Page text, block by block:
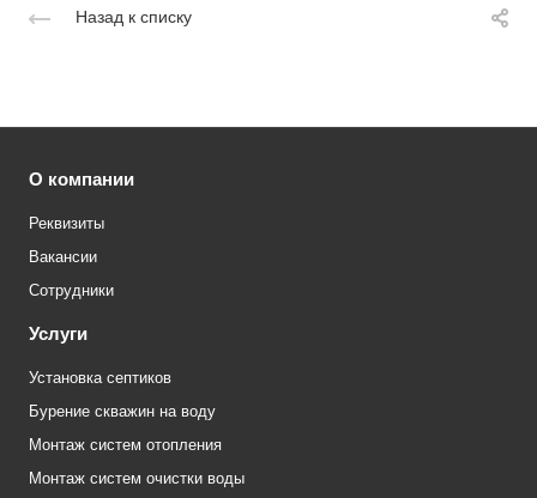
Назад к списку
О компании
Реквизиты
Вакансии
Сотрудники
Услуги
Установка септиков
Бурение скважин на воду
Монтаж систем отопления
Монтаж систем очистки воды